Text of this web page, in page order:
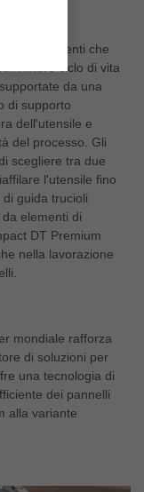
dei denti che
l'intero ciclo di vita
da una
di supporto
dell'utensile e
del processo. Gli
scegliere tra due
l'utensile fino
guida trucioli
elementi di
DT Premium
nella lavorazione
mondiale rafforza
di soluzioni per
una tecnologia di
dei pannelli
alla variante